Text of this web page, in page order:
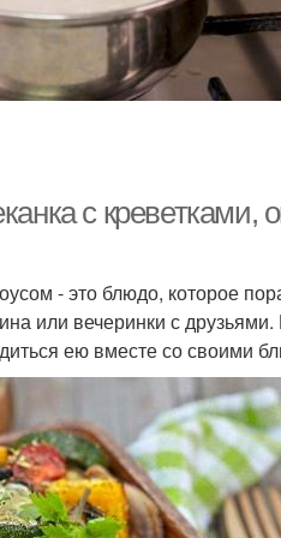
с
- это блюдо, которое
или вечеринки с друзьями.
ею вместе со своими